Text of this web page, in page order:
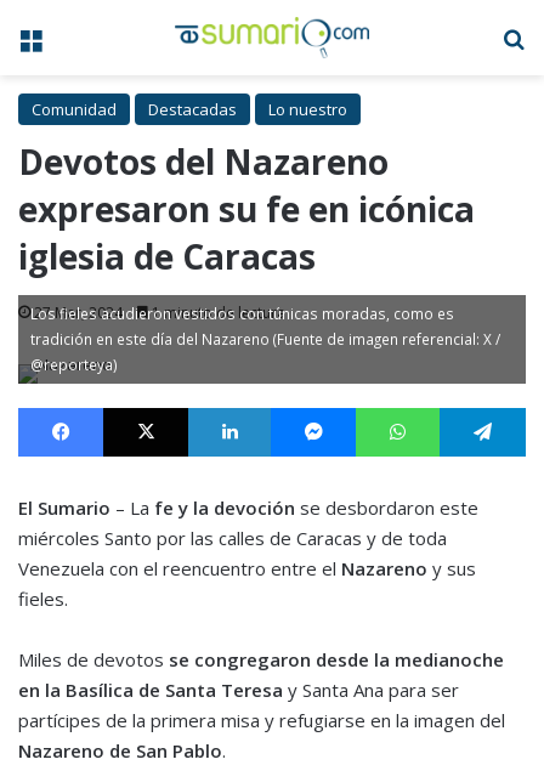
Menú
Comunidad Destacadas Lo nuestro
Devotos del Nazareno
expresaron su fe en icónica
iglesia de Caracas
27 Mar, 2024 1 minuto de lectura
Los fieles acudieron vestidos con túnicas moradas, como es
tradición en este día del Nazareno (Fuente de imagen referencial: X /
@reporteya)
Facebook X LinkedIn MessengerWhatsApp
El Sumario – La fe y la devoción se desbordaron este
miércoles Santo por las calles de Caracas y de toda
Venezuela con el reencuentro entre el Nazareno y sus
fieles.
Miles de devotos se congregaron desde la medianoche
en la Basílica de Santa Teresa y Santa Ana para ser
partícipes de la primera misa y refugiarse en la imagen del
Nazareno de San Pablo.